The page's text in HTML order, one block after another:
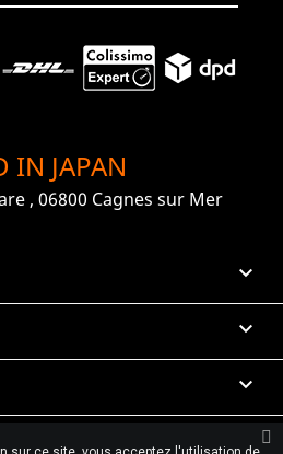
IN JAPAN
, 06800 Cagnes sur Mer


